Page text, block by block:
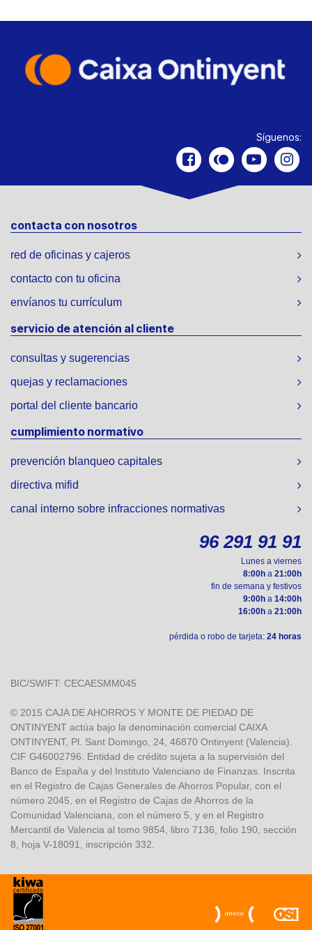
Síguenos:
contacta con nosotros
red de oficinas y cajeros
contacto con tu oficina
envíanos tu currículum
servicio de atención al cliente
consultas y sugerencias
quejas y reclamaciones
portal del cliente bancario
cumplimiento normativo
prevención blanqueo capitales
directiva mifid
canal interno sobre infracciones normativas
96 291 91 91
Lunes a viernes
8:00h a 21:00h
fin de semana y festivos
9:00h a 14:00h
16:00h a 21:00h
pérdida o robo de tarjeta: 24 horas
BIC/SWIFT: CECAESMM045
© 2015 CAJA DE AHORROS Y MONTE DE PIEDAD DE
ONTINYENT actúa bajo la denominación comercial CAIXA
ONTINYENT, Pl. Sant Domingo, 24, 46870 Ontinyent (Valencia).
CIF G46002796. Entidad de crédito sujeta a la supervisión del
Banco de España y del Instituto Valenciano de Finanzas. Inscrita
en el Registro de Cajas Generales de Ahorros Popular, con el
número 2045, en el Registro de Cajas de Ahorros de la
Comunidad Valenciana, con el número 5, y en el Registro
Mercantil de Valencia al tomo 9854, libro 7136, folio 190, sección
8, hoja V-18091, inscripción 332.